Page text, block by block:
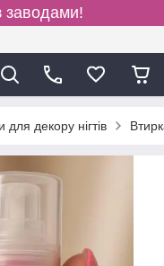
для декору нігтів